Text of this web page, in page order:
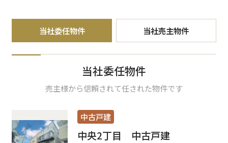
当社委任物件 当社売主物件
当社委任物件
売主様から信頼されて任された物件です
中古戸建
中央2丁目 中古戸建